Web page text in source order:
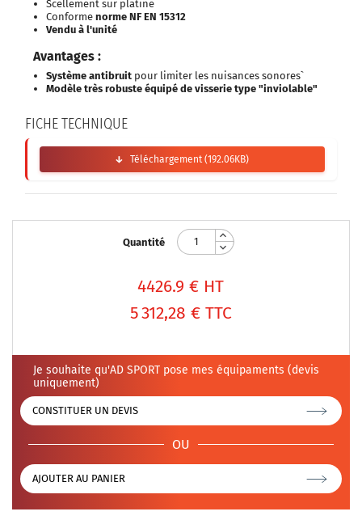
Scellement sur platine
Conforme norme NF EN 15312
Vendu à l'unité
Avantages :
Système antibruit pour limiter les nuisances sonores`
Modèle très robuste équipé de visserie type "inviolable"
FICHE TECHNIQUE
Téléchargement (192.06KB)
Quantité
4426.9 € HT
5 312,28 € TTC
Je souhaite qu'AD SPORT pose mes équipaments (devis
uniquement)
CONSTITUER UN DEVIS
OU
AJOUTER AU PANIER